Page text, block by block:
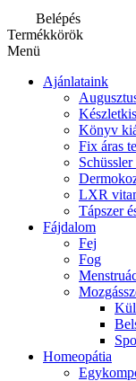
Belépés
Termékkörök
Menü
Ajánlataink
Könyv
Fix áras
LXR
Tápszer
Fájdalom
Fej
Fog
Homeopátia